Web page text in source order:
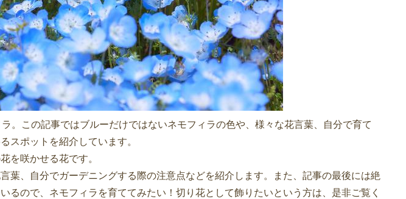
。この記事ではブルーだけではないネモフィラの色や、様々な花言葉、自分で育て
スポットを紹介しています。
を咲かせる花です。
葉、自分でガーデニングする際の注意点などを紹介します。また、記事の最後には絶
るので、ネモフィラを育ててみたい！切り花として飾りたいという方は、是非ご覧く